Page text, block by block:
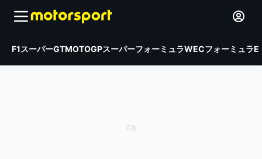
F1スーパーGTMOTOGPスーパーフォーミュラWECフォーミュラE